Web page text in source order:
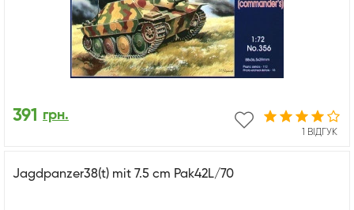
1 ВІДГУК
391 грн.
Jagdpanzer38(t) mit 7.5 cm Pak42L/70